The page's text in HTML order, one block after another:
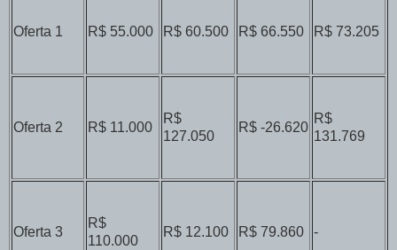
Oferta 1 R$ 55.000 R$ 60.500 R$ 66.550 R$ 73.205
Oferta 2 R$ 11.000
R$
127.050
R$ -26.620
R$
131.769
Oferta 3
R$
110.000
R$ 12.100 R$ 79.860 -